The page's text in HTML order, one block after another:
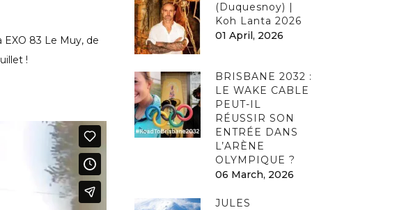
83 Le Muy, de
!
(Duquesnoy) |
Koh Lanta 2026
01 April, 2026
BRISBANE 2032 :
LE WAKE CABLE
PEUT-IL
RÉUSSIR SON
ENTRÉE DANS
L’ARÈNE
OLYMPIQUE ?
06 March, 2026
JULES